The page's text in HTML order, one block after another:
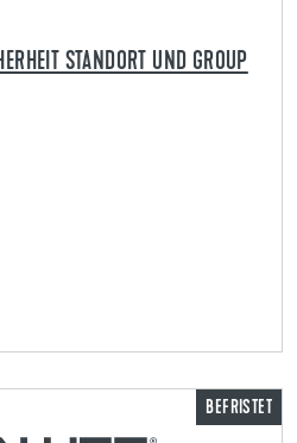
STANDORT UND GROUP
BEFRISTET